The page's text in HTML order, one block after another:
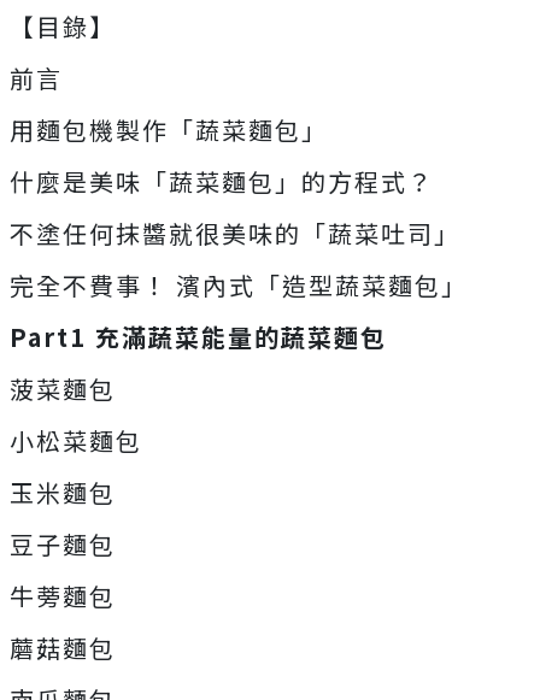
【目錄】
前言
用麵包機製作「蔬菜麵包」
什麼是美味「蔬菜麵包」的方程式？
不塗任何抹醬就很美味的「蔬菜吐司」
完全不費事！ 濱內式「造型蔬菜麵包」
Part1 充滿蔬菜能量的蔬菜麵包
菠菜麵包
小松菜麵包
玉米麵包
豆子麵包
牛蒡麵包
蘑菇麵包